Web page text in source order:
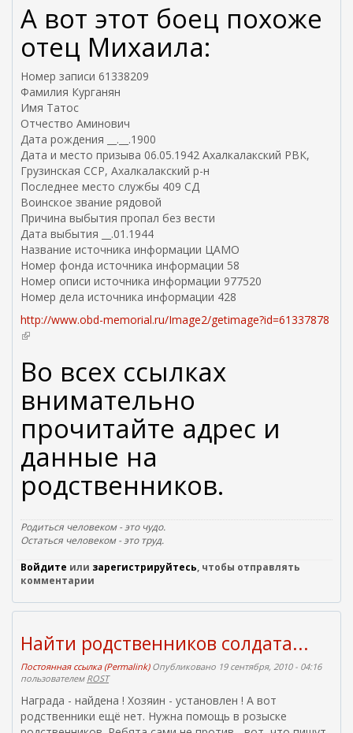
н
е
ш
н
я
я
с
с
ы
л
к
а
)
А вот этот боец похоже
отец Михаила:
Номер записи 61338209
Фамилия Курганян
Имя Татос
Отчество Аминович
Дата рождения __.__.1900
Дата и место призыва 06.05.1942 Ахалкалакский РВК,
Грузинская ССР, Ахалкалакский р-н
Последнее место службы 409 СД
Воинское звание рядовой
Причина выбытия пропал без вести
Дата выбытия __.01.1944
Название источника информации ЦАМО
Номер фонда источника информации 58
Номер описи источника информации 977520
Номер дела источника информации 428
http://www.obd-memorial.ru/Image2/getimage?id=61337878
(
н
е
ш
н
я
с
с
ы
к
а
Во всех ссылках
внимательно
прочитайте адрес и
данные на
родственников.
Родиться человеком - это чудо.
Остаться человеком - это труд.
Войдите или зарегистрируйтесь, чтобы отправлять
комментарии
Найти родственников солдата...
Постоянная ссылка (Permalink)Опубликовано 19 сентября, 2010 - 04:16
пользователем ROST
Награда - найдена ! Хозяин - установлен ! А вот
родственники ещё нет. Нужна помощь в розыске